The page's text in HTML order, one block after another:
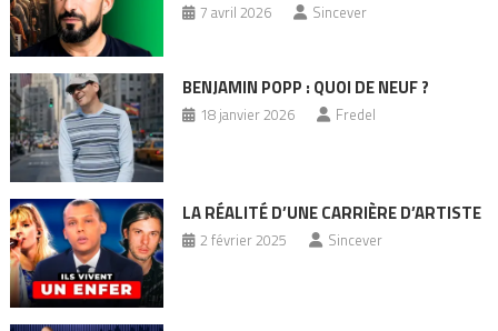
7 avril 2026 Sincever
BENJAMIN POPP : QUOI DE NEUF ?
18 janvier 2026 Fredel
LA RÉALITÉ D’UNE CARRIÈRE D’ARTISTE
2 février 2025 Sincever